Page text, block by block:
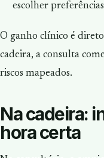
escolher
O ganho clínico é
cadeira, a consulta
riscos mapeados.
Na cadeira:
hora certa